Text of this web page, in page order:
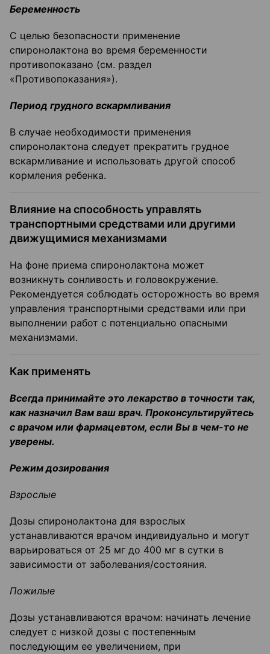
Беременность
С целью безопасности применение
спиронолактона во время беременности
противопоказано (см. раздел
«Противопоказания»).
Период грудного вскармливания
В случае необходимости применения
спиронолактона следует прекратить грудное
вскармливание и использовать другой способ
кормления ребенка.
Влияние на способность управлять
транспортными средствами или другими
движущимися механизмами
На фоне приема спиронолактона может
возникнуть сонливость и головокружение.
Рекомендуется соблюдать осторожность во время
управления транспортными средствами или при
выполнении работ с потенциально опасными
механизмами.
Как применять
Всегда принимайте это лекарство в точности так,
как назначил Вам ваш врач. Проконсультируйтесь
с врачом или фармацевтом, если Вы в чем-то не
уверены.
Режим дозирования
Взрослые
Дозы спиронолактона для взрослых
устанавливаются врачом индивидуально и могут
варьироваться от 25 мг до 400 мг в сутки в
зависимости от заболевания/состояния.
Пожилые
Дозы устанавливаются врачом: начинать лечение
следует с низкой дозы с постепенным
последующим ее увеличением, при